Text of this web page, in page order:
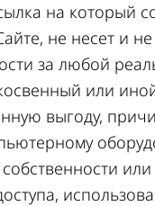
на который
не несет и не
за любой
или
выгоду,
или